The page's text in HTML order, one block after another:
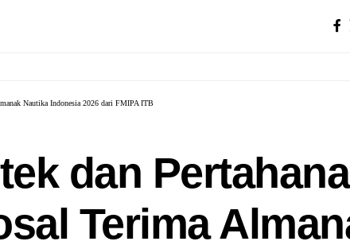
Nautika Indonesia 2026 dari FMIPA ITB
dan
Terima